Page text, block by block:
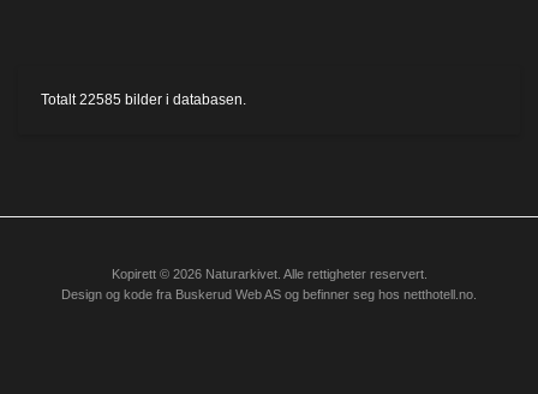
Totalt 22585 bilder i databasen.
Kopirett © 2026 Naturarkivet. Alle rettigheter reservert.
Design og kode fra Buskerud Web AS og befinner seg hos netthotell.no